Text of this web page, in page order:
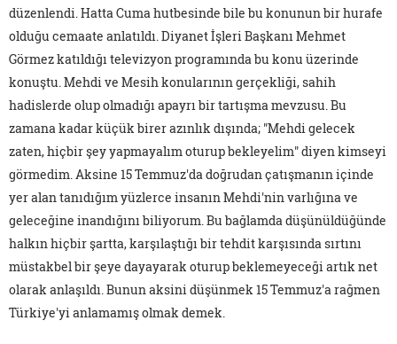
düzenlendi. Hatta Cuma hutbesinde bile bu konunun bir hurafe
olduğu cemaate anlatıldı. Diyanet İşleri Başkanı Mehmet
Görmez katıldığı televizyon programında bu konu üzerinde
konuştu. Mehdi ve Mesih konularının gerçekliği, sahih
hadislerde olup olmadığı apayrı bir tartışma mevzusu. Bu
zamana kadar küçük birer azınlık dışında; "Mehdi gelecek
zaten, hiçbir şey yapmayalım oturup bekleyelim" diyen kimseyi
görmedim. Aksine 15 Temmuz'da doğrudan çatışmanın içinde
yer alan tanıdığım yüzlerce insanın Mehdi'nin varlığına ve
geleceğine inandığını biliyorum. Bu bağlamda düşünüldüğünde
halkın hiçbir şartta, karşılaştığı bir tehdit karşısında sırtını
müstakbel bir şeye dayayarak oturup beklemeyeceği artık net
olarak anlaşıldı. Bunun aksini düşünmek 15 Temmuz'a rağmen
Türkiye'yi anlamamış olmak demek.